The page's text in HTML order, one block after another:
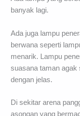
banyak lagi.
Ada juga lampu
berwana seperti
menarik. Lampu
suasana taman agak
dengan jelas.
Di sekitar arena
asongan yang